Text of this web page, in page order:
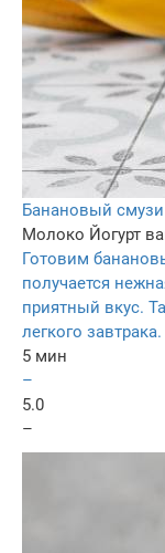
Банановый
Молоко Йогурт
Готовим
получается
приятный вкус.
легкого
5 мин
–
5.0
–